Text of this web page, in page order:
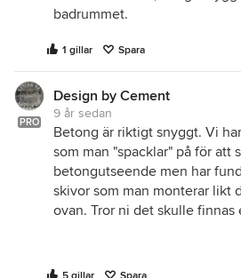
badrummet.
1 gillar Spara
PRO
Design by Cement
9 år sedan
Betong är riktigt snyggt. Vi
som man "spacklar" på för att
betongutseende men har
skivor som man monterar likt
ovan. Tror ni det skulle finnas